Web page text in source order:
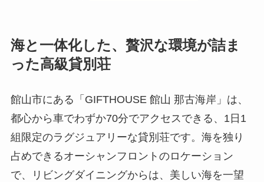
海と一体化した、贅沢な環境が詰ま
った高級貸別荘
館山市にある「GIFTHOUSE 館山 那古海岸」は、
都心から車でわずか70分でアクセスできる、1日1
組限定のラグジュアリーな貸別荘です。海を独り
占めできるオーシャンフロントのロケーション
で、リビングダイニングからは、美しい海を一望